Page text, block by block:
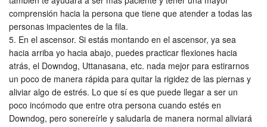
comprensión hacia la persona que tiene que atender a todas las
personas impacientes de la fila.
En el ascensor. Si estás montando en el ascensor, ya sea
hacia arriba yo hacia abajo, puedes practicar flexiones hacia
atrás, el Downdog, Uttanasana, etc. nada mejor para estirarnos
un poco de manera rápida para quitar la rigidez de las piernas y
aliviar algo de estrés. Lo que sí es que puede llegar a ser un
poco incómodo que entre otra persona cuando estés en
Downdog, pero sonereírle y saludarla de manera normal aliviará